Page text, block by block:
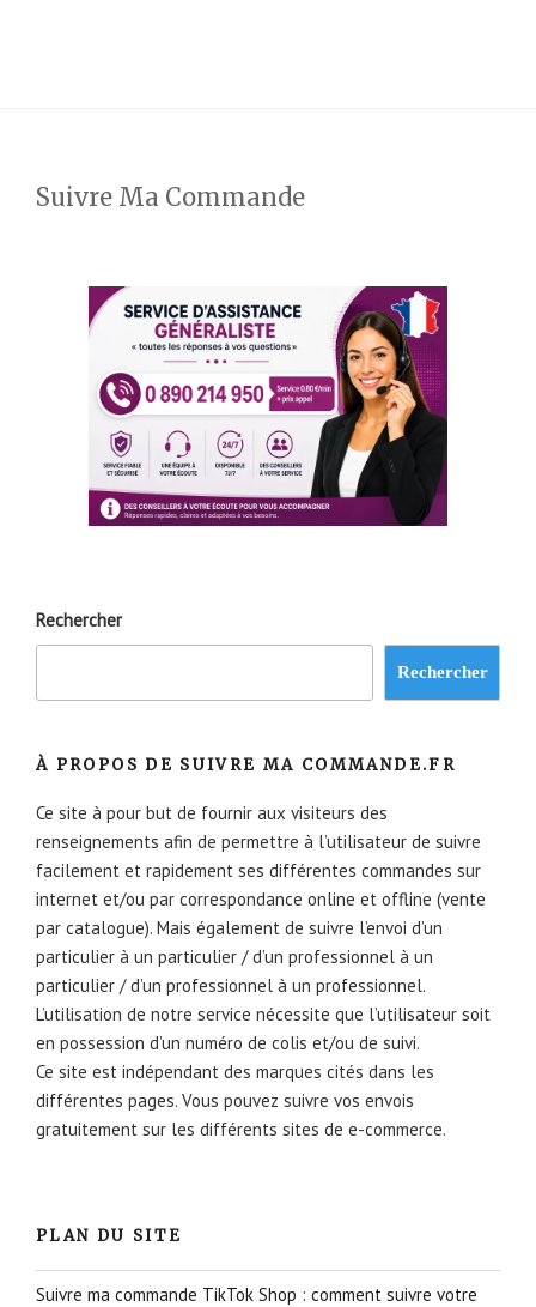
Suivre Ma Commande
Rechercher
Rechercher
À PROPOS DE SUIVRE MA COMMANDE.FR
Ce site à pour but de fournir aux visiteurs des
renseignements afin de permettre à l’utilisateur de suivre
facilement et rapidement ses différentes commandes sur
internet et/ou par correspondance online et offline (vente
par catalogue). Mais également de suivre l’envoi d’un
particulier à un particulier / d’un professionnel à un
particulier / d’un professionnel à un professionnel.
L’utilisation de notre service nécessite que l’utilisateur soit
en possession d’un numéro de colis et/ou de suivi.
Ce site est indépendant des marques cités dans les
différentes pages. Vous pouvez suivre vos envois
gratuitement sur les différents sites de e-commerce.
PLAN DU SITE
Suivre ma commande TikTok Shop : comment suivre votre